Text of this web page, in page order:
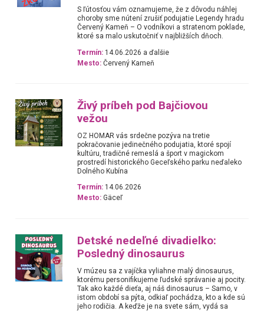
S ľútosťou vám oznamujeme, že z dôvodu náhlej
choroby sme nútení zrušiť podujatie Legendy hradu
Červený Kameň – O vodníkovi a stratenom poklade,
ktoré sa malo uskutočniť v najbližších dňoch.
Termín: 14.06.2026 a ďalšie
Mesto: Červený Kameň
Živý príbeh pod Bajčiovou
vežou
OZ HOMAR vás srdečne pozýva na tretie
pokračovanie jedinečného podujatia, ktoré spojí
kultúru, tradičné remeslá a šport v magickom
prostredí historického Geceľského parku neďaleko
Dolného Kubína
Termín: 14.06.2026
Mesto: Gäceľ
Detské nedeľné divadielko:
Posledný dinosaurus
V múzeu sa z vajíčka vyliahne malý dinosaurus,
ktorému personifikujeme ľudské správanie aj pocity.
Tak ako každé dieťa, aj náš dinosaurus – Samo, v
istom období sa pýta, odkiaľ pochádza, kto a kde sú
jeho rodičia. A keďže je na svete sám, vydá sa